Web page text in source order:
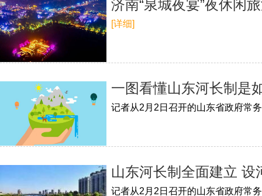
济南“泉城夜宴”夜休闲
[详细]
一图看懂山东河长制是
山东河长制全面建立 设